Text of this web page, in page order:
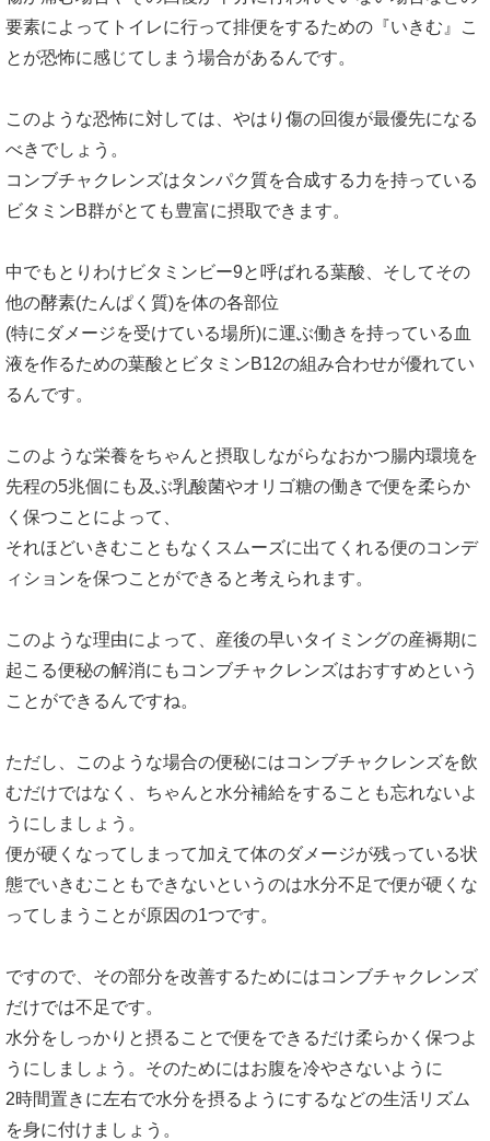
要素によってトイレに行って排便をするための『いきむ』こ
とが恐怖に感じてしまう場合があるんです。
このような恐怖に対しては、やはり傷の回復が最優先になる
べきでしょう。
コンブチャクレンズはタンパク質を合成する力を持っている
ビタミンB群がとても豊富に摂取できます。
中でもとりわけビタミンビー9と呼ばれる葉酸、そしてその
他の酵素(たんぱく質)を体の各部位
(特にダメージを受けている場所)に運ぶ働きを持っている血
液を作るための葉酸とビタミンB12の組み合わせが優れてい
るんです。
このような栄養をちゃんと摂取しながらなおかつ腸内環境を
先程の5兆個にも及ぶ乳酸菌やオリゴ糖の働きで便を柔らか
く保つことによって、
それほどいきむこともなくスムーズに出てくれる便のコンデ
ィションを保つことができると考えられます。
このような理由によって、産後の早いタイミングの産褥期に
起こる便秘の解消にもコンブチャクレンズはおすすめという
ことができるんですね。
ただし、このような場合の便秘にはコンブチャクレンズを飲
むだけではなく、ちゃんと水分補給をすることも忘れないよ
うにしましょう。
便が硬くなってしまって加えて体のダメージが残っている状
態でいきむこともできないというのは水分不足で便が硬くな
ってしまうことが原因の1つです。
ですので、その部分を改善するためにはコンブチャクレンズ
だけでは不足です。
水分をしっかりと摂ることで便をできるだけ柔らかく保つよ
うにしましょう。そのためにはお腹を冷やさないように
2時間置きに左右で水分を摂るようにするなどの生活リズム
を身に付けましょう。